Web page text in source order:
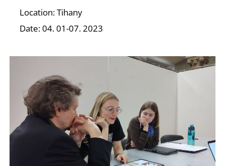
Location: Tihany
Date: 04. 01-07. 2023